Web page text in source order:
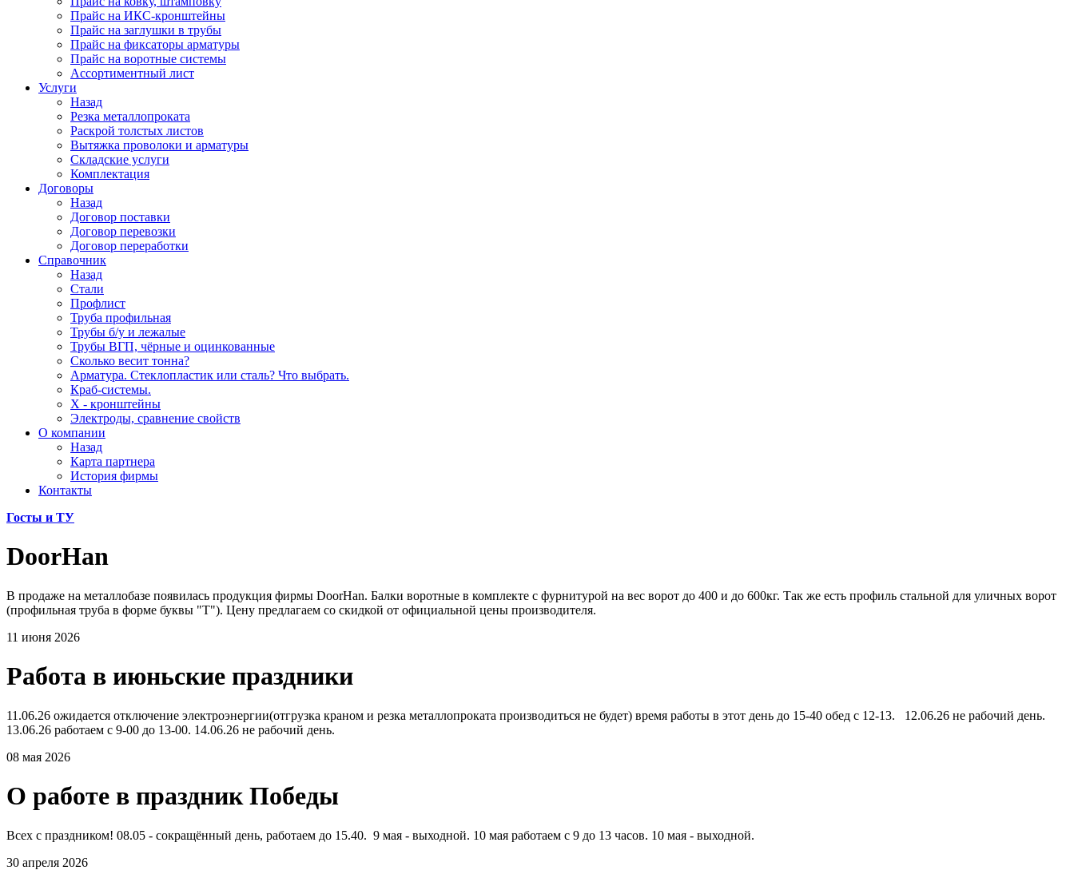
Прайс на ИКС-кронштейны
Прайс на заглушки в трубы
Прайс на фиксаторы арматуры
Прайс на воротные системы
Ассортиментный лист
Услуги
Назад
Резка металлопроката
Раскрой толстых листов
Вытяжка проволоки и арматуры
Складские услуги
Комплектация
Договоры
Назад
Договор поставки
Договор перевозки
Договор переработки
Справочник
Назад
Стали
Профлист
Труба профильная
Трубы б/у и лежалые
Трубы ВГП, чёрные и оцинкованные
Сколько весит тонна?
Арматура. Стеклопластик или сталь? Что выбрать.
Краб-системы.
Х - кронштейны
Электроды, сравнение свойств
О компании
Назад
Карта партнера
История фирмы
Контакты
Госты и ТУ
DoorHan
В продаже на металлобазе появилась продукция фирмы DoorHan. Балки воротные в комплекте с фурнитурой на вес ворот до 400 и до 600кг. Так же есть профиль стальной для уличных ворот
(профильная труба в форме буквы "Т"). Цену предлагаем со скидкой от официальной цены производителя.
11 июня 2026
Работа в июньские праздники
11.06.26 ожидается отключение электроэнергии(отгрузка краном и резка металлопроката производиться не будет) время работы в этот день до 15-40 обед с 12-13. 12.06.26 не рабочий день.
13.06.26 работаем с 9-00 до 13-00. 14.06.26 не рабочий день.
08 мая 2026
О работе в праздник Победы
Всех с праздником! 08.05 - сокращённый день, работаем до 15.40. 9 мая - выходной. 10 мая работаем с 9 до 13 часов. 10 мая - выходной.
30 апреля 2026